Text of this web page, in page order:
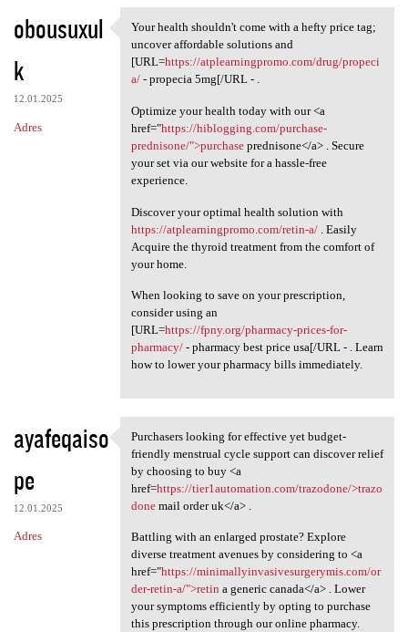
obousuxul
k
12.01.2025
Adres
Your health shouldn't come
Your health shouldn't come with a hefty price tag;
uncover affordable solutions and
[URL=https://atplearningpromo.com/drug/propeci
a/- propecia 5mg[/URL - .
Optimize your health today with our <a
href="https://hiblogging.com/purchase-
prednisone/">purchaseprednisone</a> . Secure
your set via our website for a hassle-free
experience.
Discover your optimal health solution with
https://atplearningpromo.com/retin-a/. Easily
Acquire the thyroid treatment from the comfort of
your home.
When looking to save on your prescription,
consider using an
[URL=https://fpny.org/pharmacy-prices-for-
pharmacy/- pharmacy best price usa[/URL - . Learn
how to lower your pharmacy bills immediately.
ayafeqaiso
pe
12.01.2025
Adres
Purchasers looking for
Purchasers looking for effective yet budget-
friendly menstrual cycle support can discover relief
by choosing to buy <a
href=https://tier1automation.com/trazodone/>trazo
donemail order uk</a> .
Battling with an enlarged prostate? Explore
diverse treatment avenues by considering to <a
href="https://minimallyinvasivesurgerymis.com/or
der-retin-a/">retin a generic canada</a> . Lower
your symptoms efficiently by opting to purchase
this prescription through our online pharmacy.